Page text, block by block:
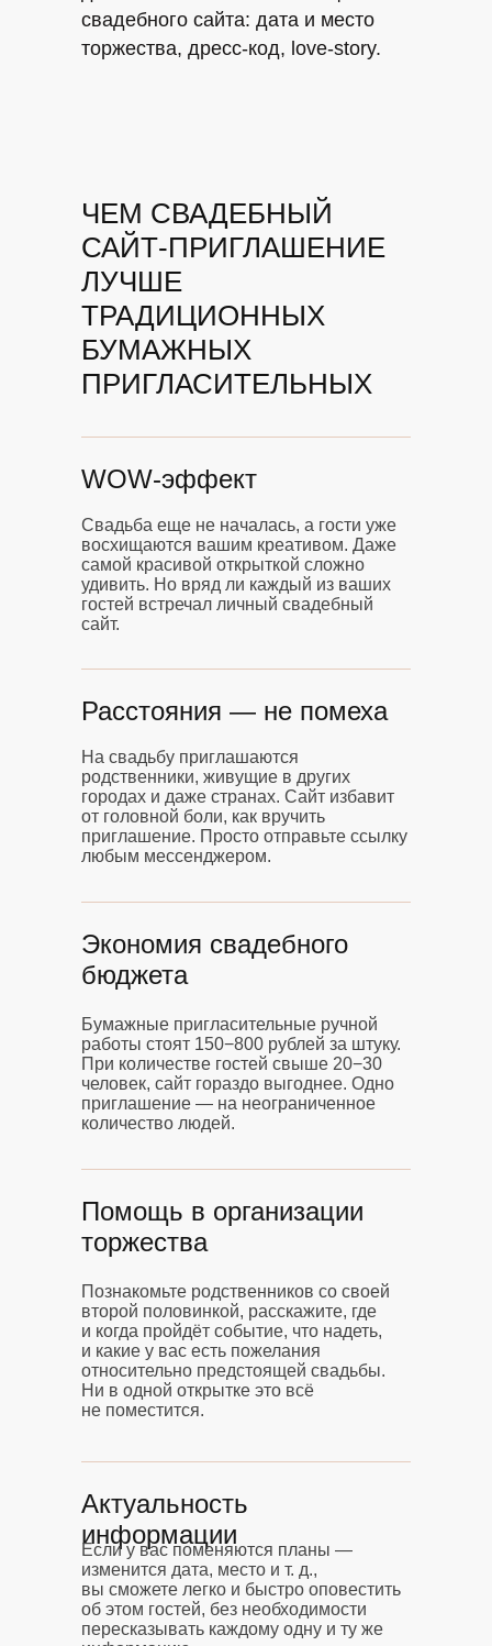
свадебного сайта: дата и место
торжества, дресс‑код, love-story.
ЧЕМ СВАДЕБНЫЙ
САЙТ‑ПРИГЛАШЕНИЕ
ЛУЧШЕ
ТРАДИЦИОННЫХ
БУМАЖНЫХ
ПРИГЛАСИТЕЛЬНЫХ
WOW-эффект
Свадьба еще не началась, а гости уже
восхищаются вашим креативом. Даже
самой красивой открыткой сложно
удивить. Но вряд ли каждый из ваших
гостей встречал личный свадебный
сайт.
Расстояния — не помеха
На свадьбу приглашаются
родственники, живущие в других
городах и даже странах. Сайт избавит
от головной боли, как вручить
приглашение. Просто отправьте ссылку
любым мессенджером.
Помощь в организации
торжества
Познакомьте родственников со своей
второй половинкой, расскажите, где
и когда пройдёт событие, что надеть,
и какие у вас есть пожелания
относительно предстоящей свадьбы.
Ни в одной открытке это всё
не поместится.
Экономия свадебного
бюджета
Бумажные пригласительные ручной
работы стоят 150−800 рублей за штуку.
При количестве гостей свыше 20−30
человек, сайт гораздо выгоднее. Одно
приглашение — на неограниченное
количество людей.
Актуальность
информации
Если у вас поменяются планы —
изменится дата, место и т. д.,
вы сможете легко и быстро оповестить
об этом гостей, без необходимости
пересказывать каждому одну и ту же